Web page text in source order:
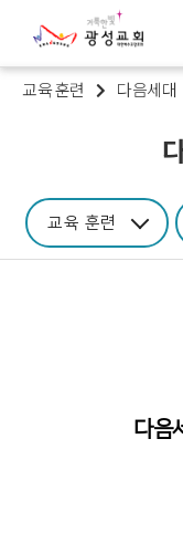
교육 훈련 다음세대
교육 훈련
다음